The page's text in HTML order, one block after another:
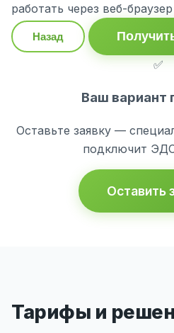
работать через веб-браузер
Назад
✅
Ваш вариант
Оставьте заявку —
подключит
Оставить
Тарифы и